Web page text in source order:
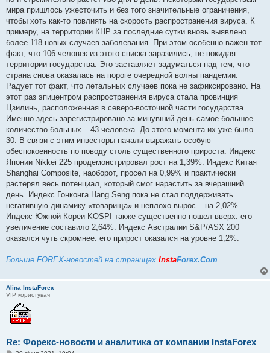
мира пришлось ужесточить и без того значительные ограничения,
чтобы хоть как-то повлиять на скорость распространения вируса. К
примеру, на территории КНР за последние сутки вновь выявлено
более 118 новых случаев заболевания. При этом особенно важен тот
факт, что 106 человек из этого списка заразились, не покидая
территории государства. Это заставляет задуматься над тем, что
страна снова оказалась на пороге очередной волны пандемии.
Радует тот факт, что летальных случаев пока не зафиксировано. На
этот раз эпицентром распространения вируса стала провинция
Цзилинь, расположенная в северо-восточной части государства.
Именно здесь зарегистрировано за минувший день самое большое
количество больных – 43 человека. До этого момента их уже было
30. В связи с этим инвесторы начали выражать особую
обеспокоенность по поводу столь существенного прироста. Индекс
Японии Nikkei 225 продемонстрировал рост на 1,39%. Индекс Китая
Shanghai Composite, наоборот, просел на 0,99% и практически
растерял весь потенциал, который смог нарастить за вчерашний
день. Индекс Гонконга Hang Seng пока не стал поддерживать
негативную динамику «товарища» и неплохо вырос – на 2,02%.
Индекс Южной Кореи KOSPI также существенно пошел вверх: его
увеличение составило 2,64%. Индекс Австралии S&P/ASX 200
оказался чуть скромнее: его прирост оказался на уровне 1,2%.
Больше FOREX-новостей на страницах InstaForex.Com
Alina InstaForex
VIP користувач
Re: Форекс-новости и аналитика от компании InstaForex